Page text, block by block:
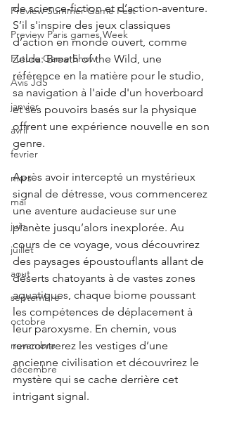
Preview Summer Game Fest
Preview Paris games Week
Future Game Show
Avis JdS
janvier
avril
fevrier
mars
mai
juin
juillet
aout
septembre
octobre
novembre
décembre
de science-fiction et d’action-aventure.
S’il s'inspire des jeux classiques
d’action en monde ouvert, comme
Zelda: Breath of the Wild, une
référence en la matière pour le studio,
sa navigation à l'aide d'un hoverboard
et ses pouvoirs basés sur la physique
offrent une expérience nouvelle en son
genre.
Après avoir intercepté un mystérieux
signal de détresse, vous commencerez
une aventure audacieuse sur une
planète jusqu’alors inexplorée. Au
cours de ce voyage, vous découvrirez
des paysages époustouflants allant de
déserts chatoyants à de vastes zones
aquatiques, chaque biome poussant
les compétences de déplacement à
leur paroxysme. En chemin, vous
rencontrerez les vestiges d’une
ancienne civilisation et découvrirez le
mystère qui se cache derrière cet
intrigant signal.